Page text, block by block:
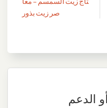
صر زيت بذور
الدعم